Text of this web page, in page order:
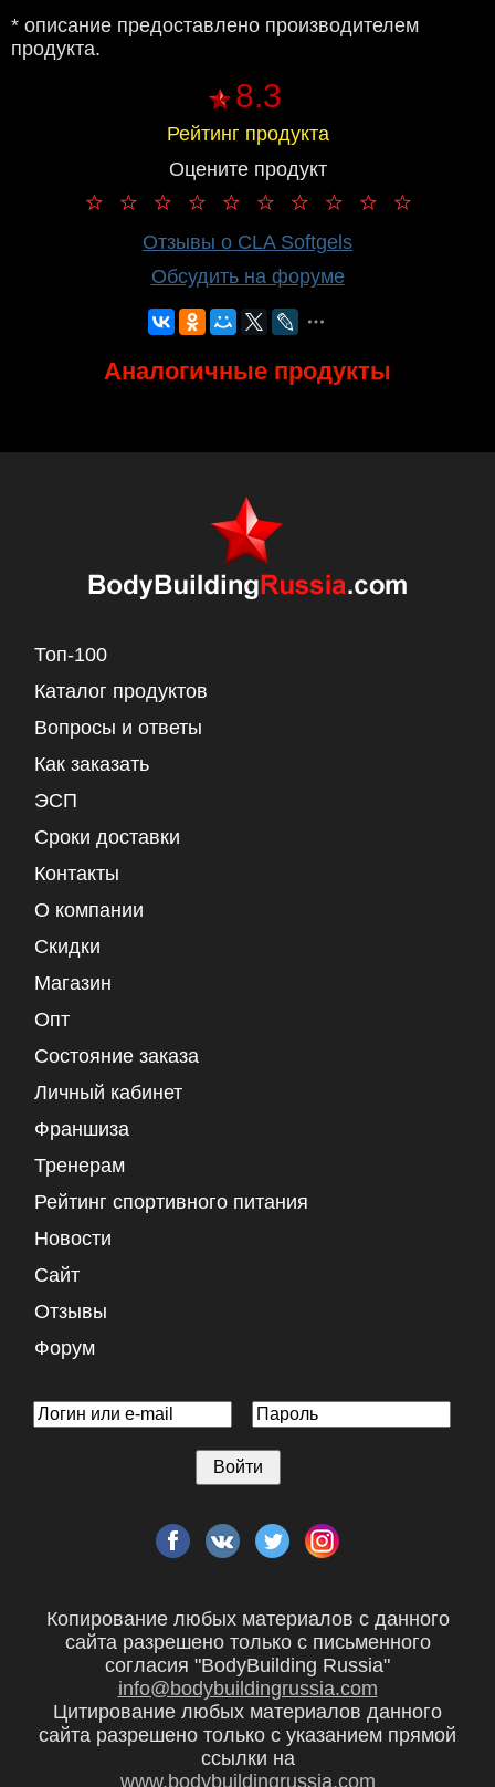
* описание предоставлено производителем
продукта.
8.3
Рейтинг продукта
Оцените продукт
Отзывы о CLA Softgels
Обсудить на форуме
Аналогичные продукты
Топ-100
Каталог продуктов
Вопросы и ответы
Как заказать
ЭСП
Сроки доставки
Контакты
О компании
Скидки
Магазин
Опт
Состояние заказа
Личный кабинет
Франшиза
Тренерам
Рейтинг спортивного питания
Новости
Сайт
Отзывы
Форум
Копирование любых материалов с данного
сайта разрешено только с письменного
согласия "BodyBuilding Russia"
info@bodybuildingrussia.com
Цитирование любых материалов данного
сайта разрешено только с указанием прямой
ссылки на
www.bodybuildingrussia.com